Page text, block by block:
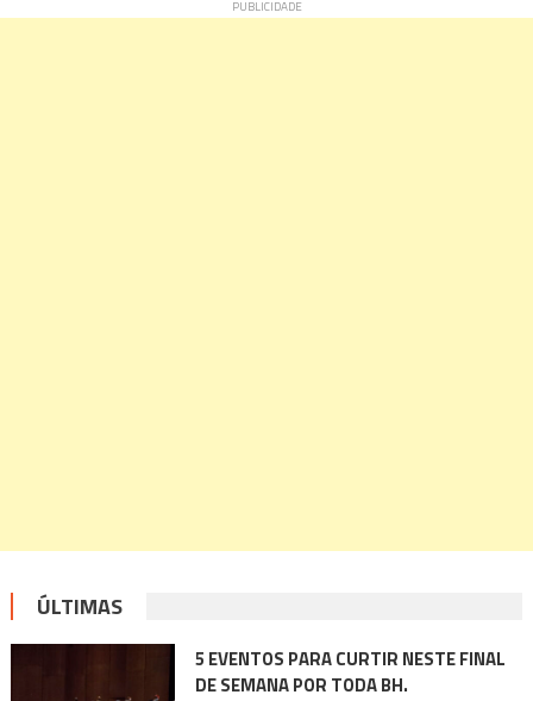
ÚLTIMAS
5 EVENTOS PARA CURTIR NESTE FINAL
DE SEMANA POR TODA BH.